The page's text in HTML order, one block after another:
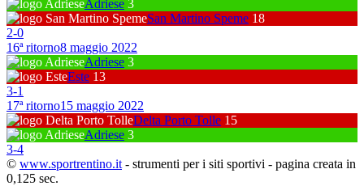
Adriese 3
San Martino Speme 18
2-0
16ª ritorno8 maggio 2022
Adriese 3
Este 13
3-1
17ª ritorno15 maggio 2022
Delta Porto Tolle 15
Adriese 3
3-4
© www.sportrentino.it - strumenti per i siti sportivi - pagina creata in
0,125 sec.